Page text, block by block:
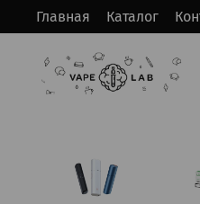
Главная Каталог